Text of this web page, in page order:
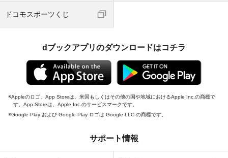
ドコモスポーツくじ
dブックアプリのダウンロードはコチラ
Appleのロゴ、App Storeは、米国もしくはその他の国や地域におけるApple Inc.の商標で
す。App Storeは、Apple Inc.のサービスマークです。
Google Play および Google Play ロゴは Google LLC の商標です。
サポート情報